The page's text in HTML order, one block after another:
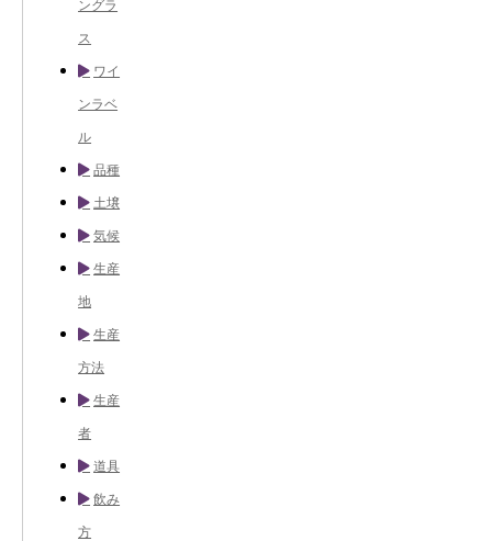
ングラ
ス
ワイ
ンラベ
ル
品種
土壌
気候
生産
地
生産
方法
生産
者
道具
飲み
方